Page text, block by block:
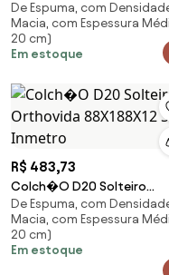
Cama Montessoriana D23
150X70Cm (Palha)
De Espuma, com
Macia, com Espessura
20 cm)
Em estoque
R$ 483,73
Colch�O D20 Solteiro
Orthovida 88X188X12 Selo
Inmetro
De Espuma, com
Macia, com Espessura
20 cm)
Em estoque